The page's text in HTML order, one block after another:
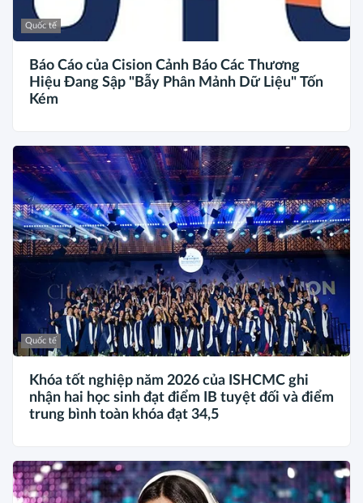
Quốc tế
Báo Cáo của Cision Cảnh Báo Các Thương
Hiệu Đang Sập "Bẫy Phân Mảnh Dữ Liệu" Tốn
Kém
Quốc tế
Khóa tốt nghiệp năm 2026 của ISHCMC ghi
nhận hai học sinh đạt điểm IB tuyệt đối và điểm
trung bình toàn khóa đạt 34,5